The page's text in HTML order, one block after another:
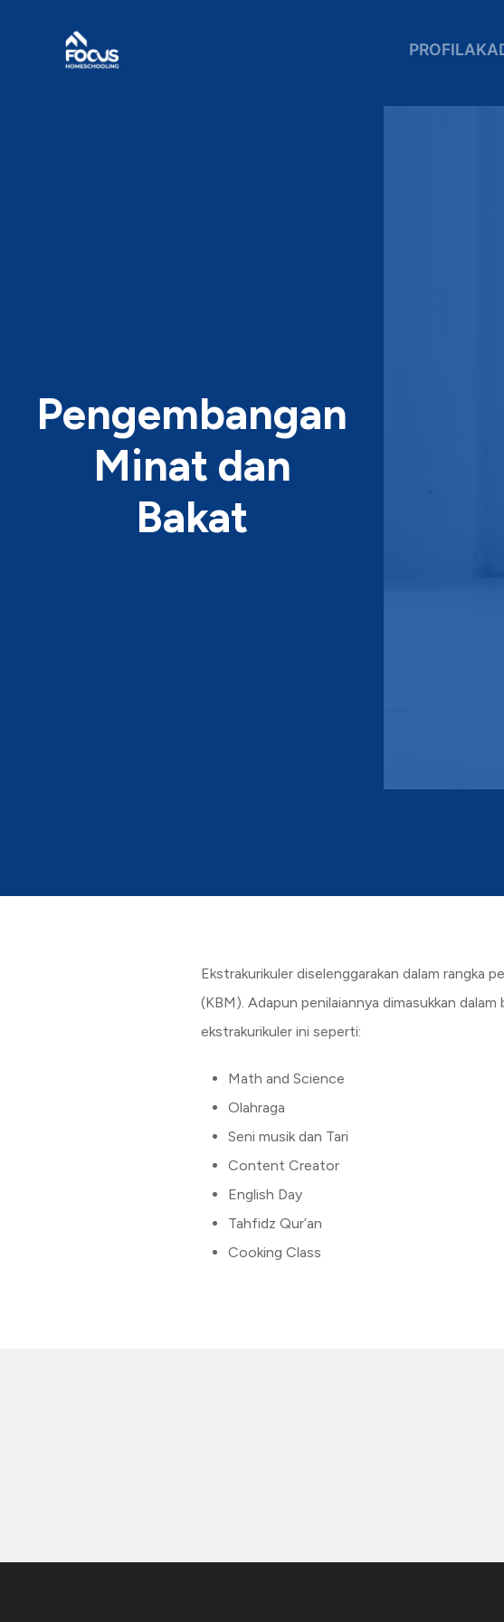
PROFIL
Pengembangan
Minat dan
Bakat
Ekstrakurikuler diselenggarakan dalam rangka
(KBM). Adapun penilaiannya dimasukkan
ekstrakurikuler ini seperti:
Math and Science
Olahraga
Seni musik dan Tari
Content Creator
English Day
Tahfidz Qur’an
Cooking Class